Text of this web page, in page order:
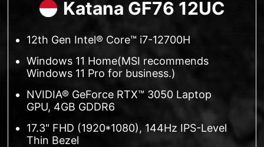
Katana GF76 12UC
12th Gen Intel® Core™ i7-12700H
Windows 11 Home(MSI recommends
Windows 11 Pro for business.)
NVIDIA® GeForce RTX™ 3050 Laptop
GPU, 4GB GDDR6
17.3" FHD (1920*1080), 144Hz IPS-Level
Thin Bezel